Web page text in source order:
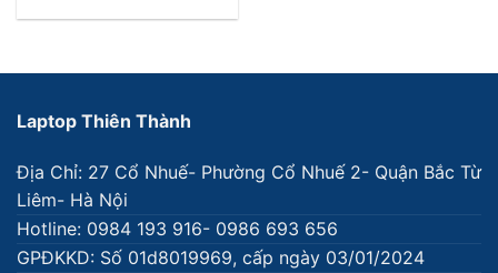
Laptop Thiên Thành
Địa Chỉ: 27 Cổ Nhuế- Phường Cổ Nhuế 2- Quận Bắc Từ
Liêm- Hà Nội
Hotline: 0984 193 916- 0986 693 656
GPĐKKD: Số 01d8019969, cấp ngày 03/01/2024